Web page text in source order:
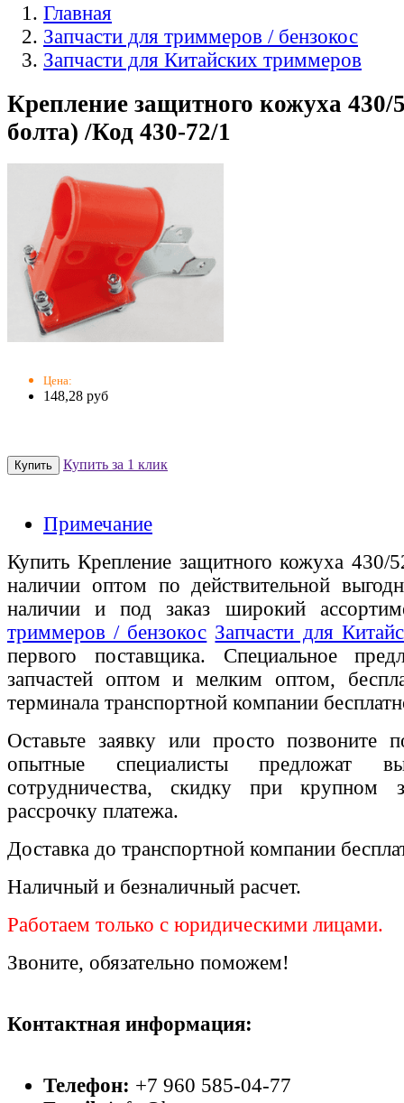
Главная
Запчасти для триммеров / бензокос
Запчасти для Китайских триммеров
Крепление защитного кожуха 430/
болта) /Код 430-72/1
Цена:
148,28 руб
Купить за 1 клик
Примечание
Купить Крепление защитного кожуха 430/
наличии оптом по действительной
наличии и под заказ широкий
триммеров / бензокос Запчасти для
первого поставщика. Специальное
запчастей оптом и мелким оптом,
терминала транспортной компании
Оставьте заявку или просто позвоните
опытные специалисты предложат
сотрудничества, скидку при крупном
рассрочку платежа.
Доставка до транспортной компании
Наличный и безналичный расчет.
Работаем только с юридическими лицами.
Звоните, обязательно поможем!
Контактная информация:
Телефон: +7 960 585-04-77